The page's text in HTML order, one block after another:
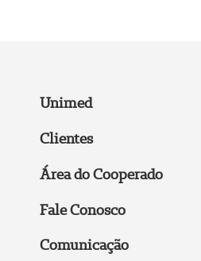
Unimed
Clientes
Área do Cooperado
Fale Conosco
Comunicação